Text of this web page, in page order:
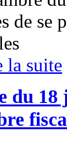
de se
la suite
du